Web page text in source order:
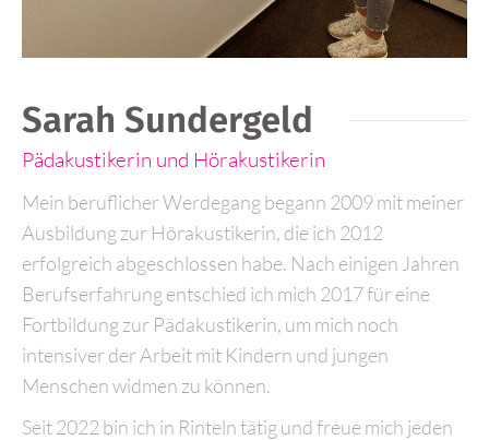
Sarah Sundergeld
Pädakustikerin und Hörakustikerin
Mein beruflicher Werdegang begann 2009 mit meiner
Ausbildung zur Hörakustikerin, die ich 2012
erfolgreich abgeschlossen habe. Nach einigen Jahren
Berufserfahrung entschied ich mich 2017 für eine
Fortbildung zur Pädakustikerin, um mich noch
intensiver der Arbeit mit Kindern und jungen
Menschen widmen zu können.
Seit 2022 bin ich in Rinteln tätig und freue mich jeden